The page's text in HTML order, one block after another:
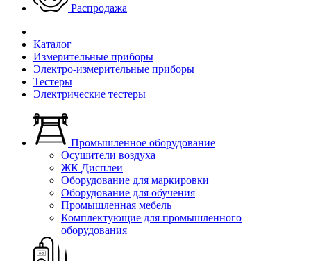
Распродажа
Каталог
Измерительные приборы
Электро-измерительные приборы
Тестеры
Электрические тестеры
Промышленное оборудование
Осушители воздуха
ЖК Дисплеи
Оборудование для маркировки
Оборудование для обучения
Промышленная мебель
Комплектующие для промышленного
оборудования